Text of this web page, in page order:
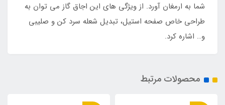
شما به ارمغان آورد. از ویژگی های این اجاق گاز می توان به
طراحی خاص صفحه استیل، تبدیل شعله سرد کن و صلیبی
و… اشاره کرد.
محصولات مرتبط